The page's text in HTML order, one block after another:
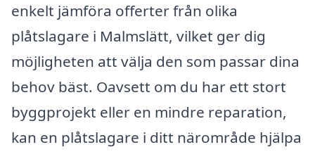
enkelt jämföra offerter från olika
plåtslagare i Malmslätt, vilket ger dig
möjligheten att välja den som passar dina
behov bäst. Oavsett om du har ett stort
byggprojekt eller en mindre reparation,
kan en plåtslagare i ditt närområde hjälpa